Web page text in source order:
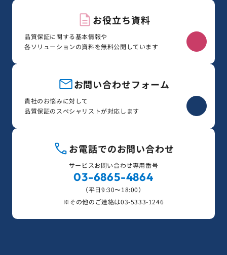
お役立ち資料
品質保証に関する基本情報や
各ソリューションの資料を無料公開しています
お問い合わせフォーム
貴社のお悩みに対して
品質保証のスペシャリストが対応します
お電話でのお問い合わせ
サービスお問い合わせ専用番号
03-6865-4864
（平日9:30〜18:00）
※その他のご連絡は03-5333-1246